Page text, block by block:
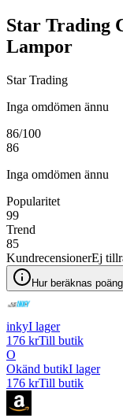
Star Trading
Lampor
Star Trading
Inga omdömen ännu
86/100
86
Inga omdömen ännu
Popularitet
99
Trend
85
KundrecensionerEj
Hur beräknas
inkyI lager
176 krTill butik
O
Okänd butikI lager
176 krTill butik